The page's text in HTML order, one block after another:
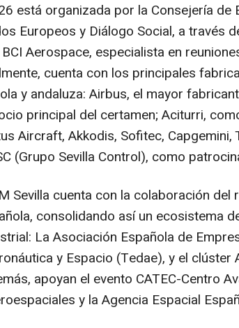
está organizada por la Consejería de
Europeos y Diálogo Social, a través
Aerospace, especialista en
cuenta con los principales
y andaluza: Airbus, el mayor
principal del certamen; Aciturri,
Aircraft, Akkodis, Sofitec, Capgemini,
(Grupo Sevilla Control), como
Sevilla cuenta con la colaboración del
consolidando así un ecosistema
La Asociación Española de
y Espacio (Tedae), y el clúster
apoyan el evento CATEC-Centro
y la Agencia Espacial